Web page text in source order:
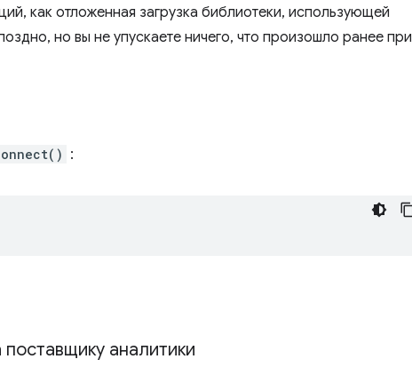
как отложенная загрузка библиотеки, использующей
но вы не упускаете ничего, что произошло ранее при
:
аналитики